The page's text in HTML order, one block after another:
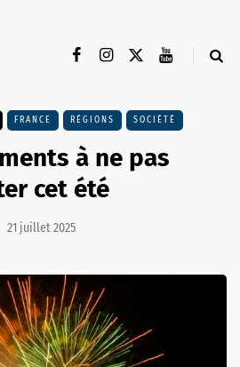
FRANCE RÉGIONS SOCIÉTÉ
à ne pas
cet été
21 juillet 2025